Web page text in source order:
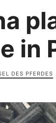
in
DES PFERDES